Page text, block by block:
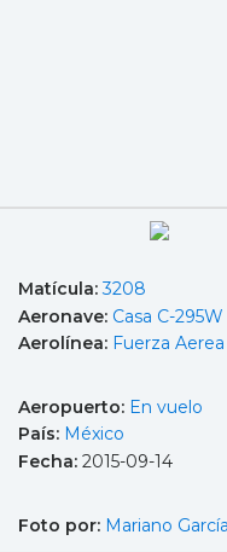
Matícula:3208
Aeronave: Casa C-295W
Aerolínea: Fuerza
Aeropuerto: En vuelo
País: México
Fecha: 2015-09-14
Foto por: Mariano García